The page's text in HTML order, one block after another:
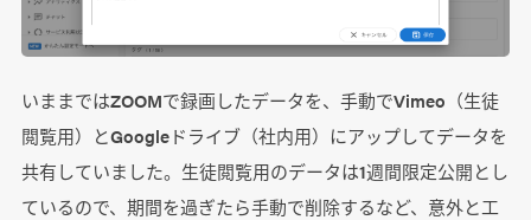
いままではZOOMで録画したデータを、手動でVimeo（生徒
閲覧用）とGoogleドライブ（社内用）にアップしてデータを
共有していました。生徒閲覧用のデータは1週間限定公開とし
ているので、期間を過ぎたら手動で削除するなど、意外と工